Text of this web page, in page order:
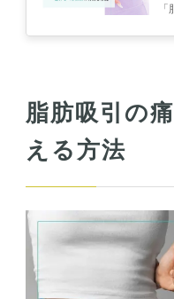
説
脂肪吸引の
える方法